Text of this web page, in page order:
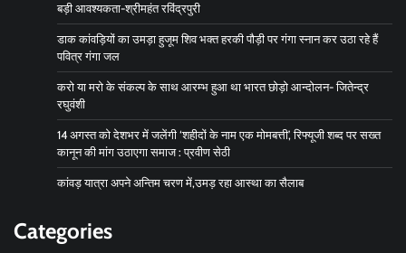
बड़ी आवश्यकता-श्रीमहंत रविंद्रपुरी
डाक कांवड़ियों का उमड़ा हुजूम शिव भक्त हरकी पौड़ी पर गंगा स्नान कर उठा रहे हैं
पवित्र गंगा जल
करो या मरो के संकल्प के साथ आरम्भ हुआ था भारत छोड़ो आन्दोलन- जितेन्द्र
रघुवंशी
14 अगस्त को देशभर में जलेंगी ‘शहीदों के नाम एक मोमबत्ती’, रिफ्यूजी शब्द पर सख्त
कानून की मांग उठाएगा समाज : प्रवीण सेठी
कांवड़ यात्रा अपने अन्तिम चरण में,उमड़ रहा आस्था का सैलाब
Categories